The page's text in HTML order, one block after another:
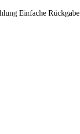
Einfache Rückgabe